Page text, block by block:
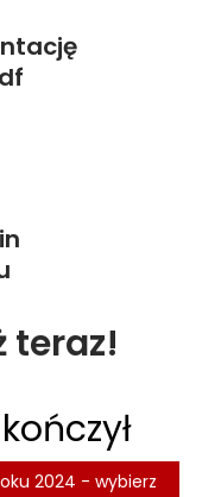
teraz!
2024 - wybierz